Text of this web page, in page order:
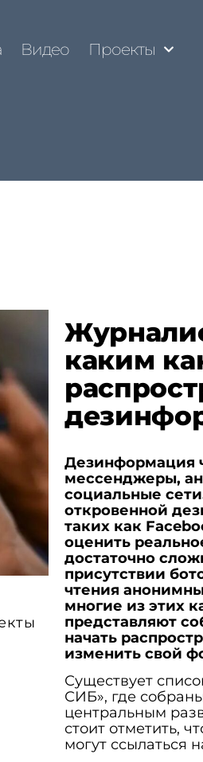
Видео Проекты
каким
Дезинформация
мессенджеры,
социальные
откровенной
таких как
оценить
достаточно
присутствии
чтения
многие из этих
представляют
начать
изменить свой
Существует
СИБ», где
центральным
стоит отметить,
могут ссылаться